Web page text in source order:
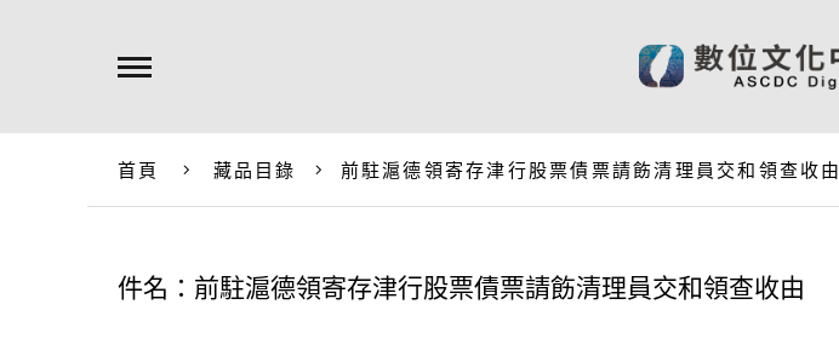
首頁 藏品目錄 前駐滬德領寄存津行股票債票請飭清理員交和領查收由
件名：前駐滬德領寄存津行股票債票請飭清理員交和領查收由